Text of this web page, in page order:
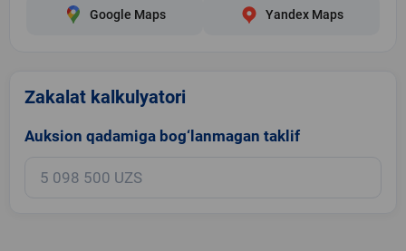
Google Maps Yandex Maps
Zakalat kalkulyatori
Auksion qadamiga bog‘lanmagan taklif